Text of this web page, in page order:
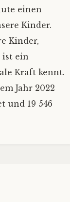
einen
Kinder.
Kinder,
ist ein
Kraft kennt.
Jahr 2022
und 19 546